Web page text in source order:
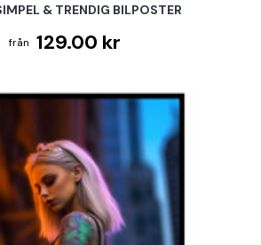
& TRENDIG BILPOSTER
129.00 kr